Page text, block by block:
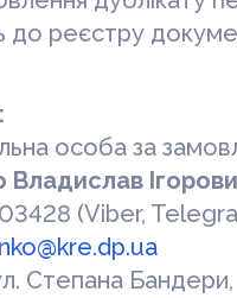
до реєстру
особа за
(Viber,
Степана Бандери,